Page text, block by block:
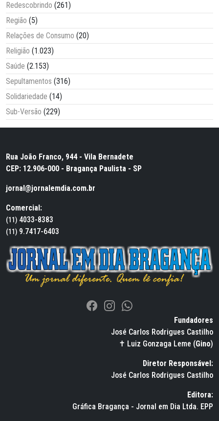
Redescobrindo (261)
Região (5)
Relações de Consumo (20)
Religião (1.023)
Saúde (2.153)
Sepultamentos (316)
Solidariedade (14)
Sub-Versão (229)
Rua João Franco, 944 - Vila Bernadete
CEP: 12.906-000 - Bragança Paulista - SP
jornal@jornalemdia.com.br
Comercial:
(11) 4033-8383
(11) 9.7417-6403
Fundadores
José Carlos Rodrigues Castilho
✝ Luiz Gonzaga Leme (Gino)
Diretor Responsável:
José Carlos Rodrigues Castilho
Editora:
Gráfica Bragança - Jornal em Dia Ltda. EPP